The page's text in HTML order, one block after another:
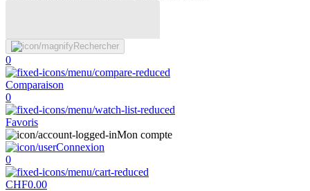
Rechercher
0
Comparaison
0
Favoris
Mon compte
Connexion
0
CHF0.00